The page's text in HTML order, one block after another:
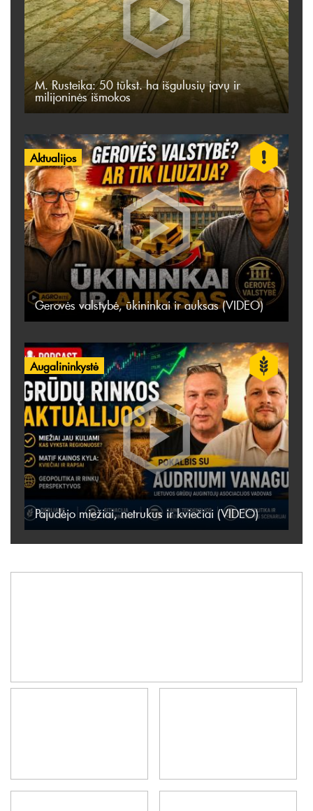
M. Rusteika: 50 tūkst. ha išgulusių javų ir
milijoninės išmokos
Aktualijos
Gerovės valstybė, ūkininkai ir auksas (VIDEO)
Augalininkystė
Pajudėjo miežiai, netrukus ir kviečiai (VIDEO)